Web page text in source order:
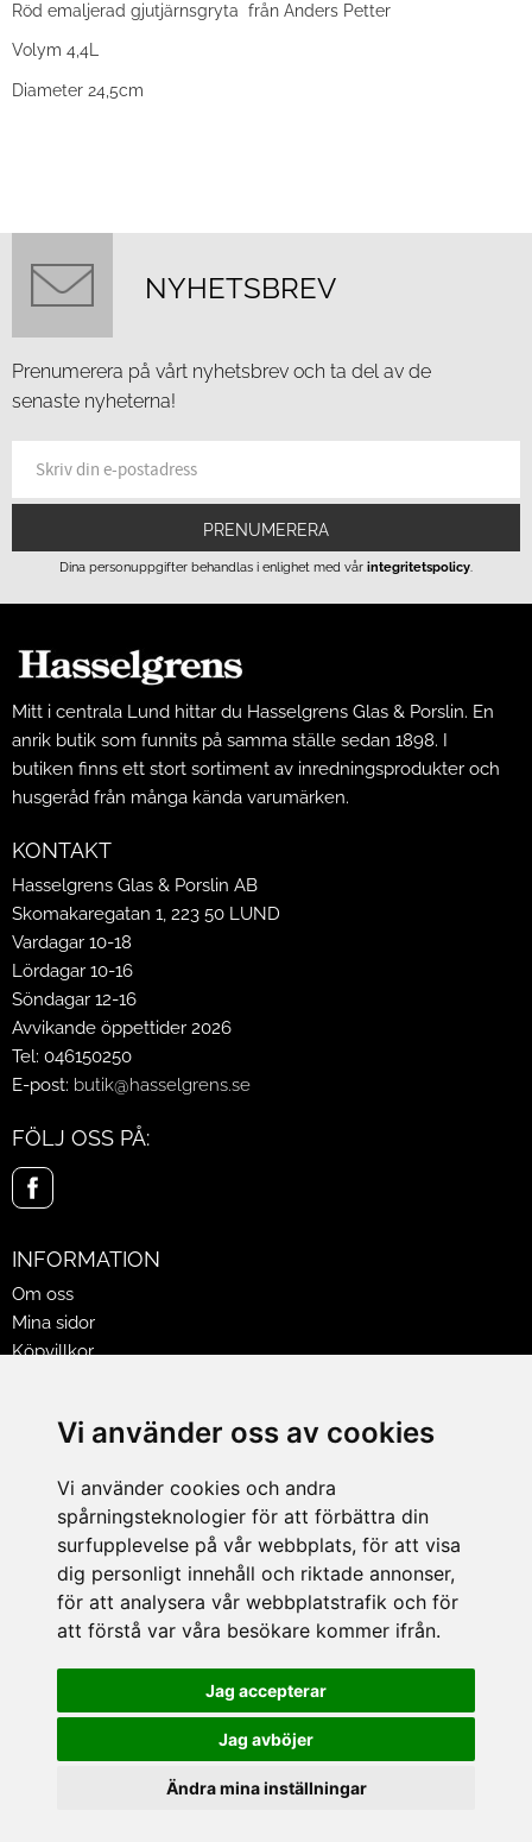
Vi använder oss av cookies
Vi använder cookies och andra
spårningsteknologier för att förbättra din
surfupplevelse på vår webbplats, för att visa
dig personligt innehåll och riktade annonser,
för att analysera vår webbplatstrafik och för
att förstå var våra besökare kommer ifrån.
Jag accepterar
Jag avböjer
Ändra mina inställningar
Röd emaljerad gjutjärnsgryta från Anders Petter
Volym 4,4L
Diameter 24,5cm
NYHETSBREV
Prenumerera på vårt nyhetsbrev och ta del av de
senaste nyheterna!
PRENUMERERA
Dina personuppgifter behandlas i enlighet med vår integritetspolicy
Mitt i centrala Lund hittar du Hasselgrens Glas & Porslin. En
anrik butik som funnits på samma ställe sedan 1898. I
butiken finns ett stort sortiment av inredningsprodukter och
husgeråd från många kända varumärken.
KONTAKT
Hasselgrens Glas & Porslin AB
Skomakaregatan 1, 223 50 LUND
Vardagar 10-18
Lördagar 10-16
Söndagar 12-16
Avvikande öppettider 2026
Tel: 046150250
E-post: butik@hasselgrens.se
FÖLJ OSS PÅ:
INFORMATION
Om oss
Mina sidor
Köpvillkor
Jobba på Hasselgrens
LEVERANS
BETALNINGSSÄTT
I butiken i Lund kan du betala med Visa, Mastercard, Lund
City presentkort och kontanter.